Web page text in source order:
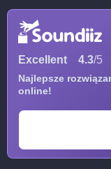
Excellent 4.3/5
Najlepsze
online!